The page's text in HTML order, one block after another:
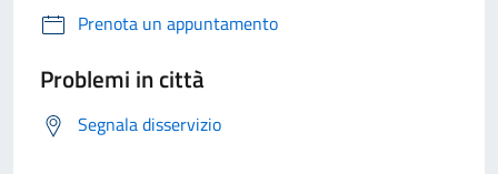
Prenota un appuntamento
Problemi in città
Segnala disservizio